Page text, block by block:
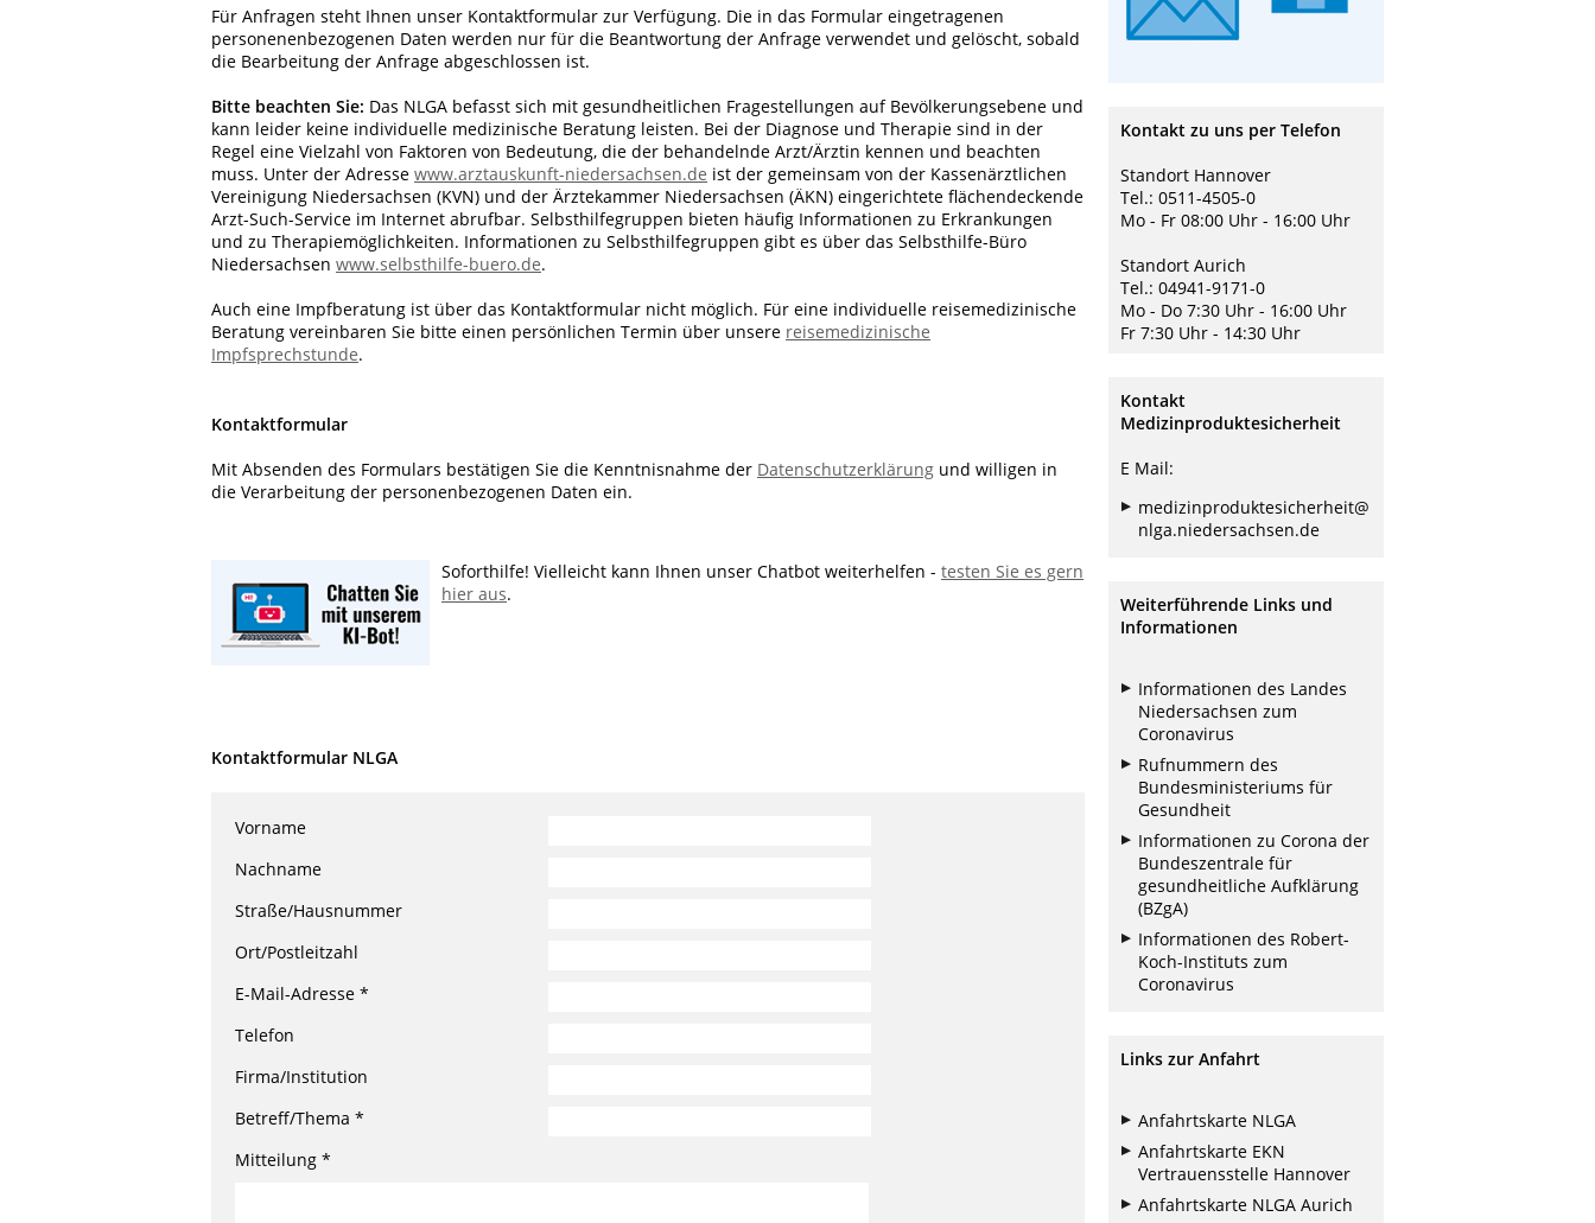
Für Anfragen steht Ihnen unser Kontaktformular zur Verfügung. Die in das Formular eingetragenen
personenenbezogenen Daten werden nur für die Beantwortung der Anfrage verwendet und gelöscht, sobald
die Bearbeitung der Anfrage abgeschlossen ist.
Bitte beachten Sie: Das NLGA befasst sich mit gesundheitlichen Fragestellungen auf Bevölkerungsebene und
kann leider keine individuelle medizinische Beratung leisten. Bei der Diagnose und Therapie sind in der
Regel eine Vielzahl von Faktoren von Bedeutung, die der behandelnde Arzt/Ärztin kennen und beachten
muss. Unter der Adresse www.arztauskunft-​niedersachsen.de ist der gemeinsam von der Kassenärztlichen
Vereinigung Niedersachsen (KVN) und der Ärztekammer Niedersachsen (ÄKN) eingerichtete flächendeckende
Arzt-​Such-Service im Internet abrufbar. Selbsthilfegruppen bieten häufig Informationen zu Erkrankungen
und zu Therapiemöglichkeiten. Informationen zu Selbsthilfegruppen gibt es über das Selbsthilfe-Büro
Niedersachsen www.selbsthilfe-buero.de.
Auch eine Impfberatung ist über das Kontaktformular nicht möglich. Für eine individuelle reisemedizinische
Beratung vereinbaren Sie bitte einen persönlichen Termin über unsere reisemedizinische
Impfsprechstunde.
Kontaktformular
Mit Absenden des Formulars bestätigen Sie die Kenntnisnahme der Datenschutzerklärung und willigen in
die Verarbeitung der personenbezogenen Daten ein.
Soforthilfe! Vielleicht kann Ihnen unser Chatbot weiterhelfen - testen Sie es gern
hier aus.
Kontaktformular NLGA
Vorname
Nachname
Straße/Hausnummer
Ort/Postleitzahl
E-Mail-Adresse *
Telefon
Firma/Institution
Betreff/Thema *
Mitteilung *
Kontakt zu uns per Telefon
Standort Hannover
Tel.: 0511-4505-0
Mo - Fr 08:00 Uhr - 16:00 Uhr
Standort Aurich
Tel.: 04941-9171-0
Mo - Do 7:30 Uhr - 16:00 Uhr
Fr 7:30 Uhr - 14:30 Uhr
Kontakt
Medizinproduktesicherheit
E Mail:
medizinproduktesicherheit@
nlga.niedersachsen.de
Weiterführende Links und
Informationen
Informationen des Landes
Niedersachsen zum
Coronavirus
Rufnummern des
Bundesministeriums für
Gesundheit
Informationen zu Corona der
Bundeszentrale für
gesundheitliche Aufklärung
(BZgA)
Informationen des Robert-
Koch-Instituts zum
Coronavirus
Links zur Anfahrt
Anfahrtskarte NLGA
Anfahrtskarte EKN
Vertrauensstelle Hannover
Anfahrtskarte NLGA Aurich